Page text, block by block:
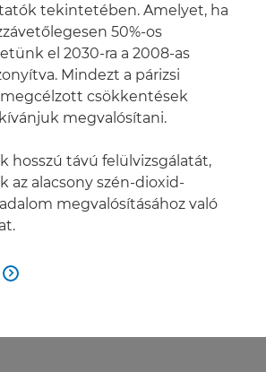
tekintetében. Amelyet, ha
50%-os
el 2030-ra a 2008-as
Mindezt a párizsi
csökkentések
megvalósítani.
hosszú távú felülvizsgálatát,
az alacsony szén-dioxid-
megvalósításához való
